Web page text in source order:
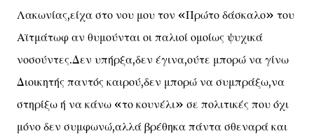
Λακωνίας,είχα στο νου μου τον «Πρώτο δάσκαλο» του
Αϊτμάτωφ αν θυμούνται οι παλιοί ομοίως ψυχικά
νοσούντες.Δεν υπήρξα,δεν έγινα,ούτε μπορώ να γίνω
Διοικητής παντός καιρού,δεν μπορώ να συμπράξω,να
στηρίξω ή να κάνω «το κουνέλι» σε πολιτικές που όχι
μόνο δεν συμφωνώ,αλλά βρέθηκα πάντα σθεναρά και